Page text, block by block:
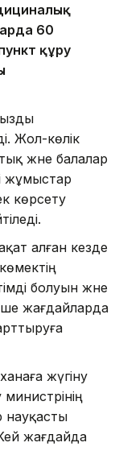
60
құру
Жол-көлік
және балалар
жұмыстар
көрсету
алған кезде
болуын және
жағдайларда
жүгіну
науқасты
жағдайда